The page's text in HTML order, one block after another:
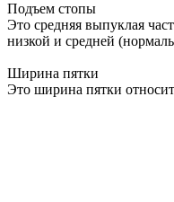
Подъем стопы
Это средняя выпуклая
низкой и средней
Ширина пятки
Это ширина пятки